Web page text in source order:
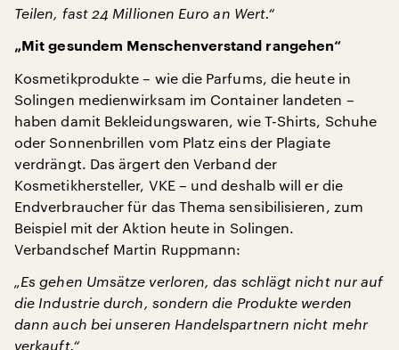
Teilen, fast 24 Millionen Euro an Wert.“
„Mit gesundem Menschenverstand rangehen“
Kosmetikprodukte – wie die Parfums, die heute in
Solingen medienwirksam im Container landeten –
haben damit Bekleidungswaren, wie T-Shirts, Schuhe
oder Sonnenbrillen vom Platz eins der Plagiate
verdrängt. Das ärgert den Verband der
Kosmetikhersteller, VKE – und deshalb will er die
Endverbraucher für das Thema sensibilisieren, zum
Beispiel mit der Aktion heute in Solingen.
Verbandschef Martin Ruppmann:
„Es gehen Umsätze verloren, das schlägt nicht nur auf
die Industrie durch, sondern die Produkte werden
dann auch bei unseren Handelspartnern nicht mehr
verkauft.“